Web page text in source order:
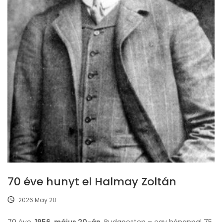
70 éve hunyt el Halmay Zoltán
2026 May 20